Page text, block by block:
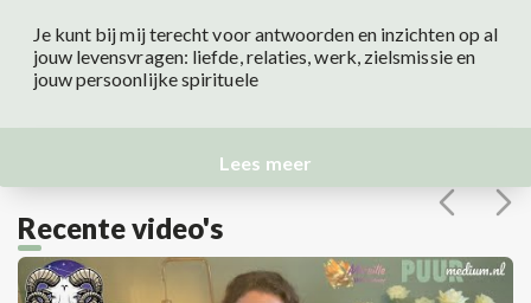
Je kunt bij mij terecht voor antwoorden en inzichten op al
jouw levensvragen: liefde, relaties, werk, zielsmissie en
jouw persoonlijke spirituele
Lees meer
Recente video's